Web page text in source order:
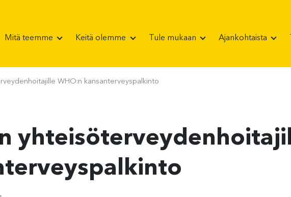
Mitä teemme Keitä olemme Tule mukaan Ajankohtaista
WHO:n kansanterveyspalkinto